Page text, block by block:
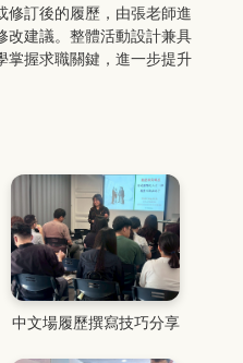
修訂後的履歷，由張老師進
改建議。整體活動設計兼具
掌握求職關鍵，進一步提升
中文場履歷撰寫技巧分享